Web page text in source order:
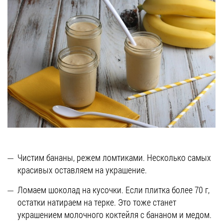
Чистим бананы, режем ломтиками. Несколько самых
красивых оставляем на украшение.
Ломаем шоколад на кусочки. Если плитка более 70 г,
остатки натираем на терке. Это тоже станет
украшением молочного коктейля с бананом и медом.